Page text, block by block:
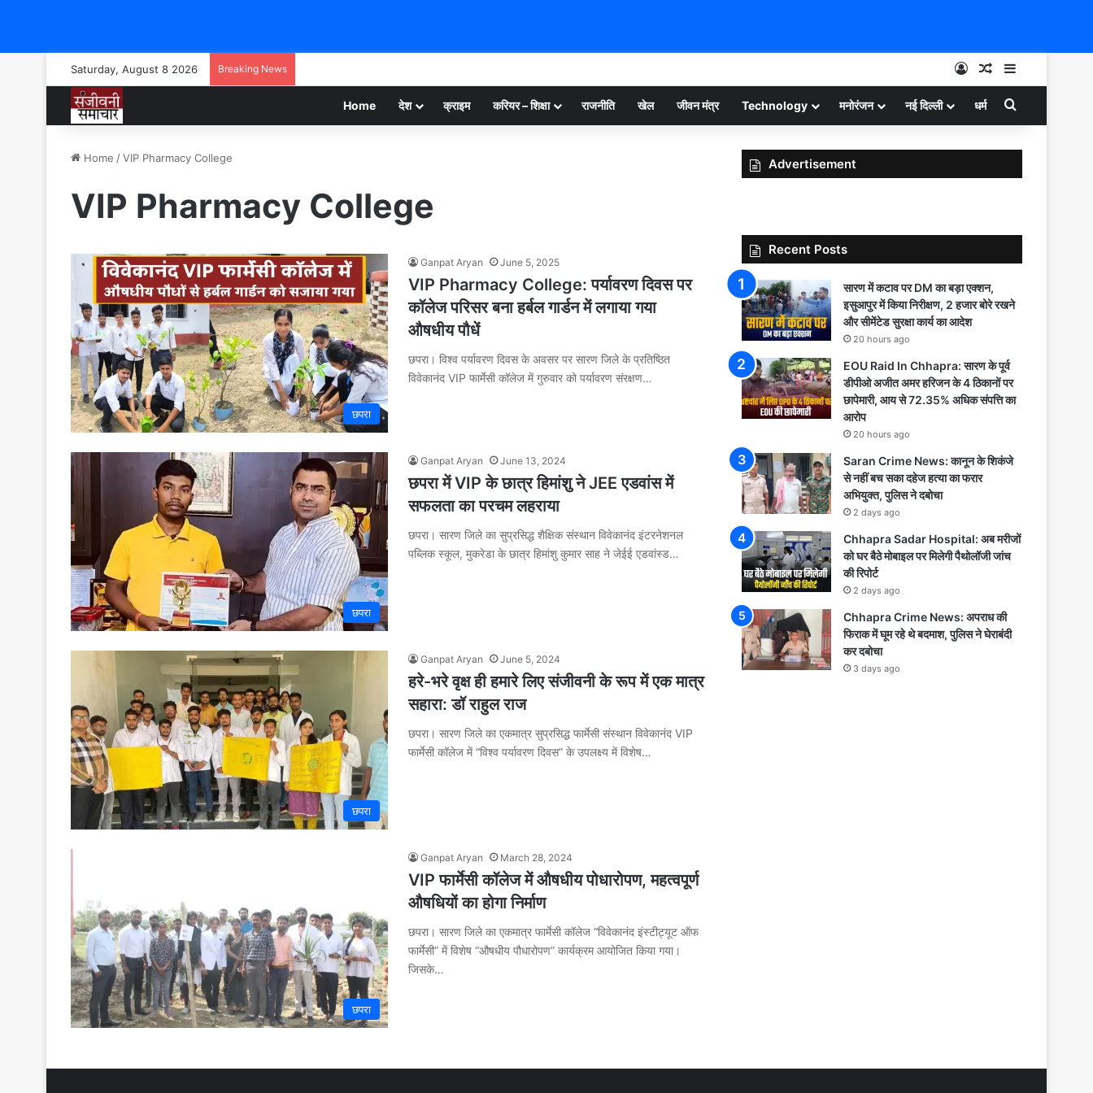
Saturday, August 8 2026 Breaking News Log InRandom Article
Sidebar
Home देश क्राइम करियर – शिक्षा राजनीति खेल जीवन मंत्र Technology मनोरंजन नई दिल्ली धर्म Search for
Home /VIP Pharmacy College
VIP Pharmacy College
छपरा
Ganpat Aryan June 5, 2025
VIP Pharmacy College: पर्यावरण दिवस पर
कॉलेज परिसर बना हर्बल गार्डन में लगाया गया
औषधीय पौधें
छपरा। विश्व पर्यावरण दिवस के अवसर पर सारण जिले के प्रतिष्ठित
विवेकानंद VIP फार्मेसी कॉलेज में गुरुवार को पर्यावरण संरक्षण…
छपरा
Ganpat Aryan June 13, 2024
छपरा में VIP के छात्र हिमांशु ने JEE एडवांस में
सफलता का परचम लहराया
छपरा। सारण जिले का सुप्रसिद्ध शैक्षिक संस्थान विवेकानंद इंटरनेशनल
पब्लिक स्कूल, मुकरेडा के छात्र हिमांशु कुमार साह ने जेईई एडवांस्ड…
छपरा
Ganpat Aryan June 5, 2024
हरे-भरे वृक्ष ही हमारे लिए संजीवनी के रूप में एक मात्र
सहारा: डॉ राहुल राज
छपरा। सारण जिले का एकमात्र सुप्रसिद्ध फार्मेसी संस्थान विवेकानंद VIP
फार्मेसी कॉलेज में “विश्व पर्यावरण दिवस” के उपलक्ष्य में विशेष…
छपरा
Ganpat Aryan March 28, 2024
VIP फार्मेसी कॉलेज में औषधीय पोधारोपण, महत्वपूर्ण
औषधियों का होगा निर्माण
छपरा। सारण जिले का एकमात्र फार्मेसी कॉलेज “विवेकानंद इंस्टीट्यूट ऑफ
फार्मेसी” में विशेष “औषधीय पौधारोपण” कार्यक्रम आयोजित किया गया।
जिसके…
Advertisement
Recent Posts
सारण में कटाव पर DM का बड़ा एक्शन,
इसुआपुर में किया निरीक्षण, 2 हजार बोरे रखने
और सीमेंटेड सुरक्षा कार्य का आदेश
20 hours ago
EOU Raid In Chhapra: सारण के पूर्व
डीपीओ अजीत अमर हरिजन के 4 ठिकानों पर
छापेमारी, आय से 72.35% अधिक संपत्ति का
आरोप
20 hours ago
Saran Crime News: कानून के शिकंजे
से नहीं बच सका दहेज हत्या का फरार
अभियुक्त, पुलिस ने दबोचा
2 days ago
Chhapra Sadar Hospital: अब मरीजों
को घर बैठे मोबाइल पर मिलेगी पैथोलॉजी जांच
की रिपोर्ट
2 days ago
Chhapra Crime News: अपराध की
फिराक में घूम रहे थे बदमाश, पुलिस ने घेराबंदी
कर दबोचा
3 days ago